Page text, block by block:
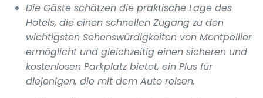
Die Gäste schätzen die praktische Lage des
Hotels, die einen schnellen Zugang zu den
wichtigsten Sehenswürdigkeiten von Montpellier
ermöglicht und gleichzeitig einen sicheren und
kostenlosen Parkplatz bietet, ein Plus für
diejenigen, die mit dem Auto reisen.